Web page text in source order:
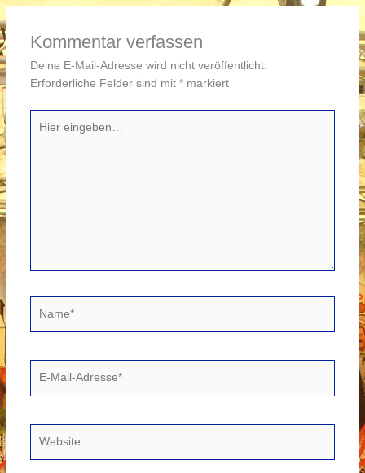
Kommentar verfassen
Deine E-Mail-Adresse wird nicht veröffentlicht.
Erforderliche Felder sind mit *markiert
eingeben…